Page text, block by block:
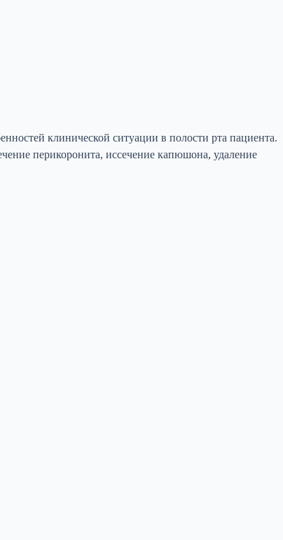
клинической ситуации в полости рта пациента.
перикоронита, иссечение капюшона, удаление